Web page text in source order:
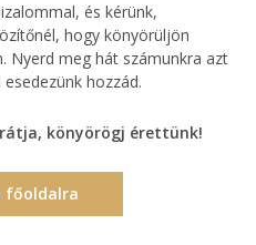
és kérünk,
hogy könyörüljön
Nyerd meg hát számunkra azt
hozzád.
könyörögj érettünk!
főoldalra